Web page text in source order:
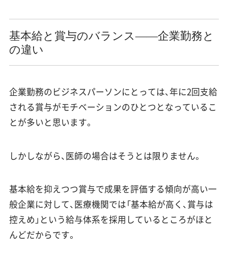
基本給と賞与のバランス——企業勤務と
の違い
企業勤務のビジネスパーソンにとっては、年に2回支給
される賞与がモチベーションのひとつとなっているこ
とが多いと思います。
しかしながら、医師の場合はそうとは限りません。
基本給を抑えつつ賞与で成果を評価する傾向が高い一
般企業に対して、医療機関では「基本給が高く、賞与は
控えめ」という給与体系を採用しているところがほと
んどだからです。